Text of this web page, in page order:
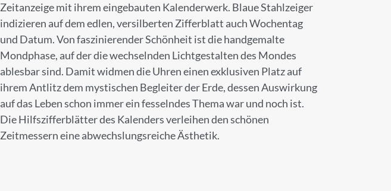
Zeitanzeige mit ihrem eingebauten Kalenderwerk. Blaue Stahlzeiger
indizieren auf dem edlen, versilberten Zifferblatt auch Wochentag
und Datum. Von faszinierender Schönheit ist die handgemalte
Mondphase, auf der die wechselnden Lichtgestalten des Mondes
ablesbar sind. Damit widmen die Uhren einen exklusiven Platz auf
ihrem Antlitz dem mystischen Begleiter der Erde, dessen Auswirkung
auf das Leben schon immer ein fesselndes Thema war und noch ist.
Die Hilfszifferblätter des Kalenders verleihen den schönen
Zeitmessern eine abwechslungsreiche Ästhetik.
×